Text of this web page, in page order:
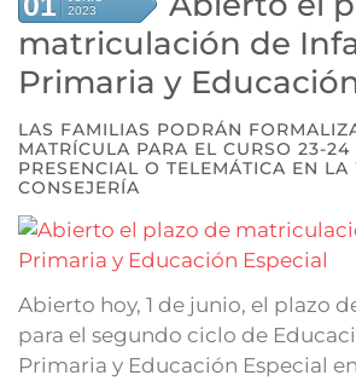
2023
matriculación de
Primaria y
LAS FAMILIAS PODRÁN
MATRÍCULA PARA EL CURSO 23-
PRESENCIAL O TELEMÁTICA EN
CONSEJERÍA
Abierto hoy, 1 de junio, el plazo
para el segundo ciclo de
Primaria y Educación Especial